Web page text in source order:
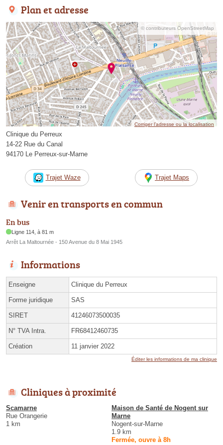
Plan et adresse
© contributeurs OpenStreetMap
Corriger l’adresse ou la localisation
Clinique du Perreux
14-22 Rue du Canal
94170 Le Perreux-sur-Marne
Trajet Waze Trajet Maps
Venir en transports en commun
En bus
Ligne 114, à 81 m
Arrêt La Maltournée - 150 Avenue du 8 Mai 1945
Informations
Enseigne Clinique du Perreux
Forme juridique SAS
SIRET 41246073500035
N° TVA Intra. FR68412460735
Création 11 janvier 2022
Éditer les informations de ma clinique
Cliniques à proximité
Scamarne
Rue Orangerie
1 km
Maison de Santé de Nogent sur
Marne
Nogent-sur-Marne
1.9 km
Fermée, ouvre à 8h